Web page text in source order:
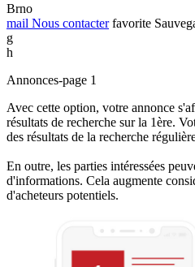
Brno
mail Nous contacter favorite
g
h
Annonces-page 1
Avec cette option, votre annonce
résultats de recherche sur la 1ère.
des résultats de la recherche
En outre, les parties intéressées
d'informations. Cela augmente
d'acheteurs potentiels.